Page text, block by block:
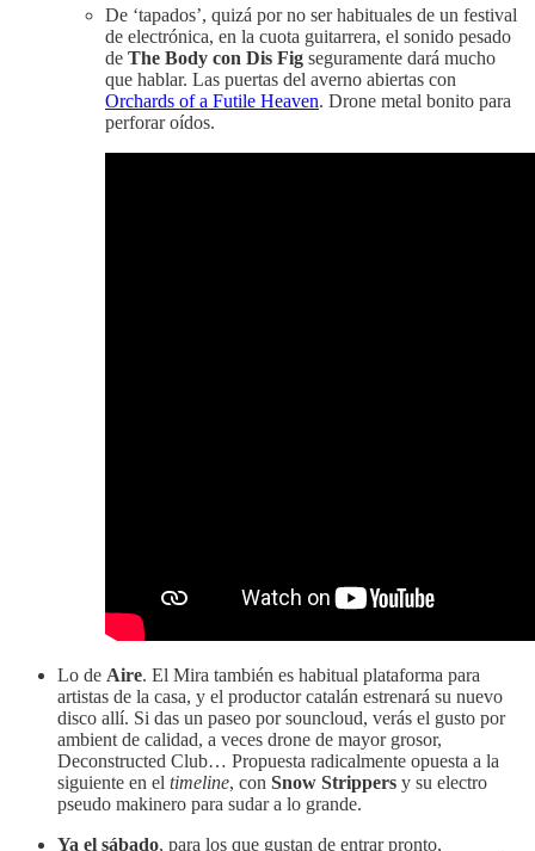
De ‘tapados’, quizá por no ser habituales de un festival
de electrónica, en la cuota guitarrera, el sonido pesado
de The Body con Dis Fig seguramente dará mucho
que hablar. Las puertas del averno abiertas con
Orchards of a Futile Heaven. Drone metal bonito para
perforar oídos.
Lo de Aire. El Mira también es habitual plataforma para
artistas de la casa, y el productor catalán estrenará su nuevo
disco allí. Si das un paseo por souncloud, verás el gusto por
ambient de calidad, a veces drone de mayor grosor,
Deconstructed Club… Propuesta radicalmente opuesta a la
siguiente en el timeline, con Snow Strippers y su electro
pseudo makinero para sudar a lo grande.
Ya el sábado, para los que gustan de entrar pronto,